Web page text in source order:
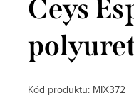
Ceys
Kód produktu: MIX372